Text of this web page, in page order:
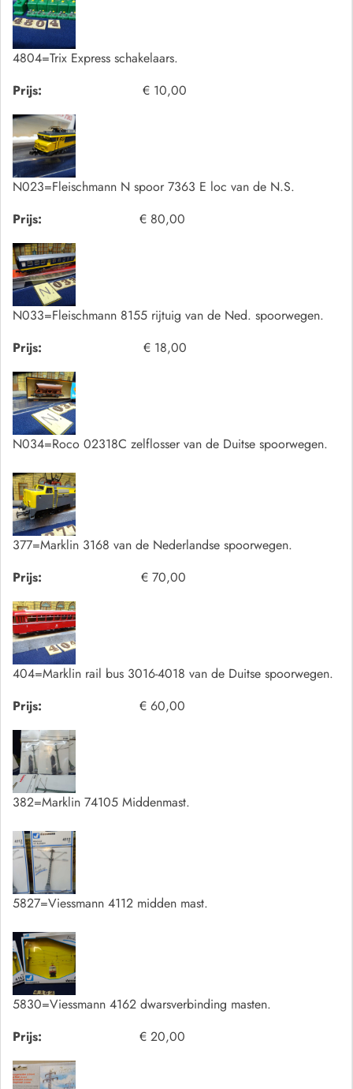
4804=Trix Express schakelaars.
Prijs:
€ 10,00
N023=Fleischmann N spoor 7363 E loc van de N.S.
Prijs:
€ 80,00
N033=Fleischmann 8155 rijtuig van de Ned. spoorwegen.
Prijs:
€ 18,00
N034=Roco 02318C zelflosser van de Duitse spoorwegen.
377=Marklin 3168 van de Nederlandse spoorwegen.
Prijs:
€ 70,00
404=Marklin rail bus 3016-4018 van de Duitse spoorwegen.
Prijs:
€ 60,00
382=Marklin 74105 Middenmast.
5827=Viessmann 4112 midden mast.
5830=Viessmann 4162 dwarsverbinding masten.
Prijs:
€ 20,00